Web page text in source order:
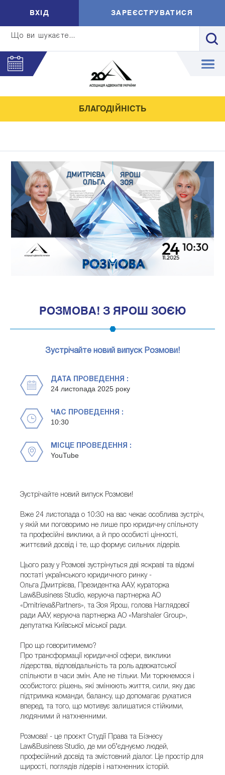
Що ви шукаєте...
ВXIД ЗАРЕЄСТРУВАТИСЯ
БЛАГОДІЙНІСТЬ
1
РОЗМОВА! З ЯРОШ ЗОЄЮ
Зустрічайте новий випуск Розмови!
ДАТА ПРОВЕДЕННЯ :
24 листопада 2025 року
ЧАС ПРОВЕДЕННЯ :
10:30
МІСЦЕ ПРОВЕДЕННЯ :
YouTube
Зустрічайте новий випуск Розмови!
Вже 24 листопада о 10:30 на вас чекає особлива зустріч,
у якій ми поговоримо не лише про юридичну спільноту
та професійні виклики, а й про особисті цінності,
життєвий досвід і те, що формує сильних лідерів.
Цього разу у Розмові зустрінуться дві яскраві та відомі
постаті українського юридичного ринку -
Ольга Дмитрієва, Президентка ААУ, кураторка
Law&Business Studio, керуюча партнерка АО
«Dmitrieva&Partners», та Зоя Ярош, голова Наглядової
ради ААУ, керуюча партнерка АО «Marshaler Group»,
депутатка Київської міської ради.
Про що говоритимемо?
Про трансформації юридичної сфери, виклики
лідерства, відповідальність та роль адвокатської
спільноти в часи змін. Але не тільки. Ми торкнемося і
особистого: рішень, які змінюють життя, сили, яку дає
підтримка команди, балансу, що допомагає рухатися
вперед, та того, що мотивує залишатися стійкими,
людяними й натхненними.
Розмова! - це проєкт Студії Права та Бізнесу
Law&Business Studio, де ми об’єднуємо людей,
професійний досвід та змістовний діалог. Це простір для
щирості, поглядів лідерів і натхненних історій.